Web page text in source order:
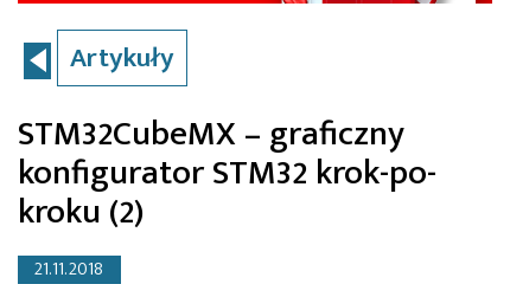
Artykuły
STM32CubeMX – graficzny
konfigurator STM32 krok-po-
kroku (2)
21.11.2018